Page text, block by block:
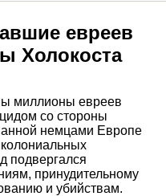
евреев
Холокоста
миллионы евреев
со стороны
немцами Европе
подвергался
принудительному
и убийствам.